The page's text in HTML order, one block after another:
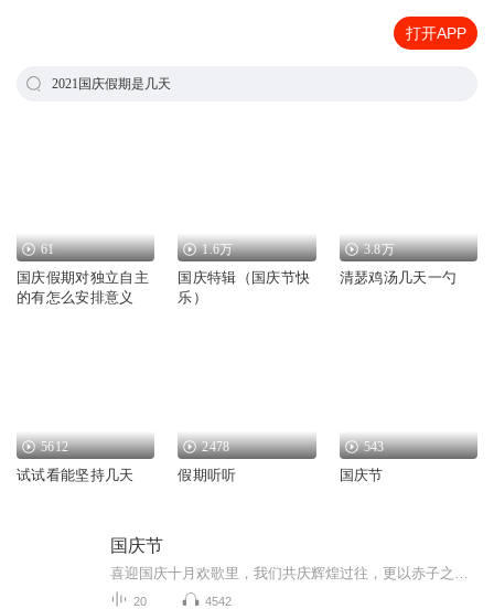
打开APP
2021国庆假期是几天
61
国庆假期对独立自主
的有怎么安排意义
1.6万
国庆特辑（国庆节快
乐）
3.8万
清瑟鸡汤几天一勺
5612
试试看能坚持几天
2478
假期听听
543
国庆节
国庆节
20 4542